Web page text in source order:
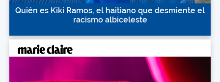
Quién es Kiki Ramos, el haitiano que desmiente el
racismo albiceleste